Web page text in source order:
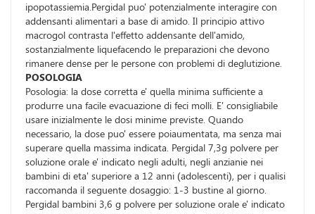
ipopotassiemia.Pergidal puo' potenzialmente interagire con
addensanti alimentari a base di amido. Il principio attivo
macrogol contrasta l'effetto addensante dell'amido,
sostanzialmente liquefacendo le preparazioni che devono
rimanere dense per le persone con problemi di deglutizione.
POSOLOGIA
Posologia: la dose corretta e' quella minima sufficiente a
produrre una facile evacuazione di feci molli. E' consigliabile
usare inizialmente le dosi minime previste. Quando
necessario, la dose puo' essere poiaumentata, ma senza mai
superare quella massima indicata. Pergidal 7,3g polvere per
soluzione orale e' indicato negli adulti, negli anzianie nei
bambini di eta' superiore a 12 anni (adolescenti), per i qualisi
raccomanda il seguente dosaggio: 1-3 bustine al giorno.
Pergidal bambini 3,6 g polvere per soluzione orale e' indicato